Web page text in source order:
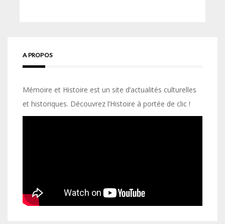
A PROPOS
Mémoire et Histoire est un site d’actualités culturelles
et historiques. Découvrez l’Histoire à portée de clic !